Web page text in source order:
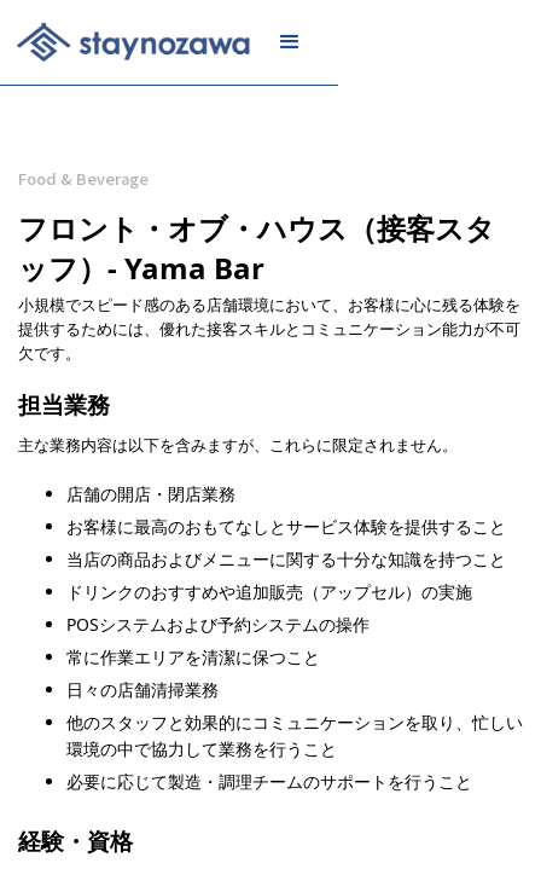
Food & Beverage
フロント・オブ・ハウス（接客スタ
ッフ）- Yama Bar
小規模でスピード感のある店舗環境において、お客様に心に残る体験を
提供するためには、優れた接客スキルとコミュニケーション能力が不可
欠です。
担当業務
主な業務内容は以下を含みますが、これらに限定されません。
店舗の開店・閉店業務
お客様に最高のおもてなしとサービス体験を提供すること
当店の商品およびメニューに関する十分な知識を持つこと
ドリンクのおすすめや追加販売（アップセル）の実施
POSシステムおよび予約システムの操作
常に作業エリアを清潔に保つこと
日々の店舗清掃業務
他のスタッフと効果的にコミュニケーションを取り、忙しい
環境の中で協力して業務を行うこと
必要に応じて製造・調理チームのサポートを行うこと
経験・資格